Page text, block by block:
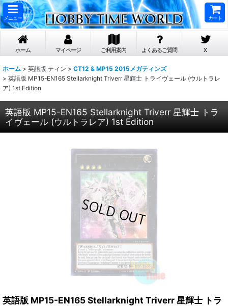
メニュー カート
ホーム マイページ ご利用案内 よくあるご質問 X
ホーム > 英語版 ティン > CT12 & MP15 2015メガティンズ
> 英語版 MP15-EN165 Stellarknight Triverr 星輝士 トライヴェール (ウルトラレ
ア) 1st Edition
英語版 MP15-EN165 Stellarknight Triverr 星輝士 トラ
イヴェール (ウルトラレア) 1st Edition
英語版 MP15-EN165 Stellarknight Triverr 星輝士 トラ